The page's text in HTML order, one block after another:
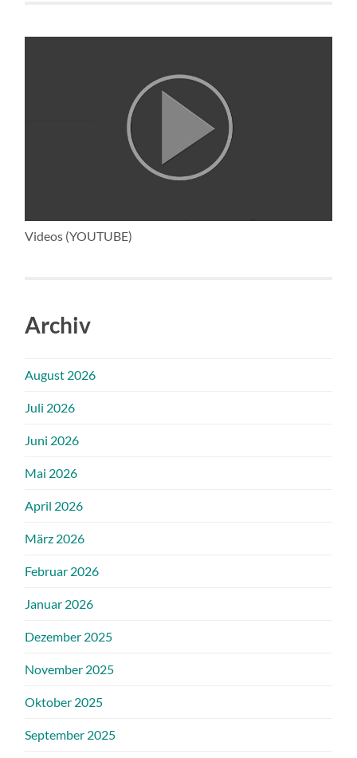
Videos (YOUTUBE)
Archiv
August 2026
Juli 2026
Juni 2026
Mai 2026
April 2026
März 2026
Februar 2026
Januar 2026
Dezember 2025
November 2025
Oktober 2025
September 2025